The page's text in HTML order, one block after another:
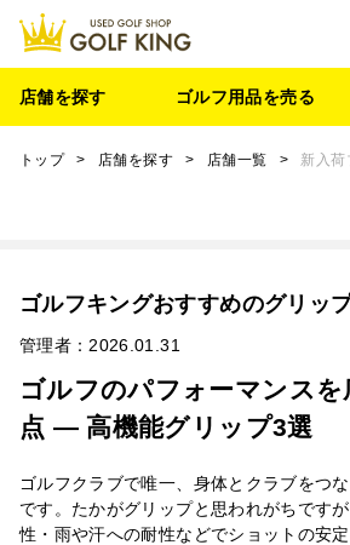
店舗を探す ゴルフ用品を売る
トップ > 店舗を探す > 店舗一覧 > 新入荷
ゴルフキングおすすめのグリッ
管理者：2026.01.31
ゴルフのパフォーマンス
点 — 高機能グリップ3選
ゴルフクラブで唯一、身体とクラブをつ
です。たかがグリップと思われがちです
性・雨や汗への耐性などでショットの安